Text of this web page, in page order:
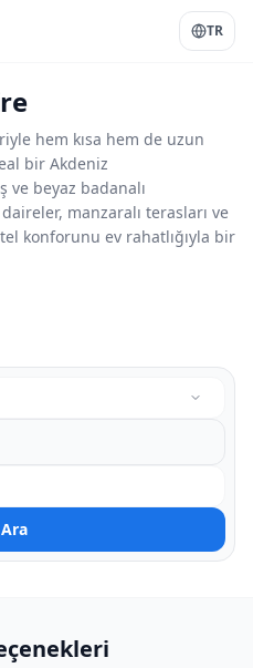
TR
hem kısa hem de uzun
bir Akdeniz
ve beyaz badanalı
manzaralı terasları ve
konforunu ev rahatlığıyla bir
Ara